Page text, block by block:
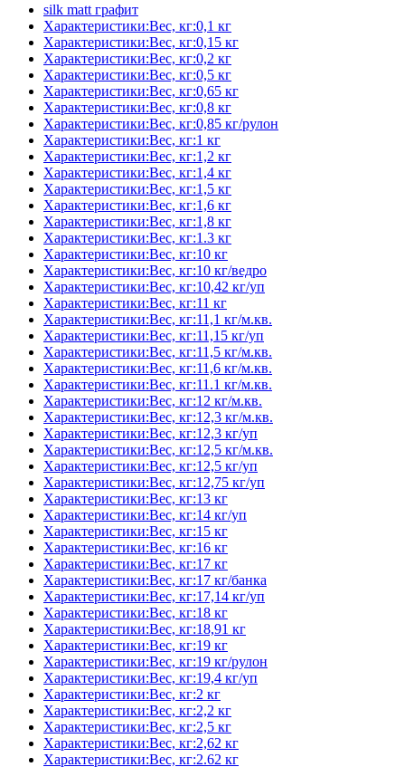
silk matt графит
Характеристики:Вес, кг:0,1 кг
Характеристики:Вес, кг:0,15 кг
Характеристики:Вес, кг:0,2 кг
Характеристики:Вес, кг:0,5 кг
Характеристики:Вес, кг:0,65 кг
Характеристики:Вес, кг:0,8 кг
Характеристики:Вес, кг:0,85 кг/рулон
Характеристики:Вес, кг:1 кг
Характеристики:Вес, кг:1,2 кг
Характеристики:Вес, кг:1,4 кг
Характеристики:Вес, кг:1,5 кг
Характеристики:Вес, кг:1,6 кг
Характеристики:Вес, кг:1,8 кг
Характеристики:Вес, кг:1.3 кг
Характеристики:Вес, кг:10 кг
Характеристики:Вес, кг:10 кг/ведро
Характеристики:Вес, кг:10,42 кг/уп
Характеристики:Вес, кг:11 кг
Характеристики:Вес, кг:11,1 кг/м.кв.
Характеристики:Вес, кг:11,15 кг/уп
Характеристики:Вес, кг:11,5 кг/м.кв.
Характеристики:Вес, кг:11,6 кг/м.кв.
Характеристики:Вес, кг:11.1 кг/м.кв.
Характеристики:Вес, кг:12 кг/м.кв.
Характеристики:Вес, кг:12,3 кг/м.кв.
Характеристики:Вес, кг:12,3 кг/уп
Характеристики:Вес, кг:12,5 кг/м.кв.
Характеристики:Вес, кг:12,5 кг/уп
Характеристики:Вес, кг:12,75 кг/уп
Характеристики:Вес, кг:13 кг
Характеристики:Вес, кг:14 кг/уп
Характеристики:Вес, кг:15 кг
Характеристики:Вес, кг:16 кг
Характеристики:Вес, кг:17 кг
Характеристики:Вес, кг:17 кг/банка
Характеристики:Вес, кг:17,14 кг/уп
Характеристики:Вес, кг:18 кг
Характеристики:Вес, кг:18,91 кг
Характеристики:Вес, кг:19 кг
Характеристики:Вес, кг:19 кг/рулон
Характеристики:Вес, кг:19,4 кг/уп
Характеристики:Вес, кг:2 кг
Характеристики:Вес, кг:2,2 кг
Характеристики:Вес, кг:2,5 кг
Характеристики:Вес, кг:2,62 кг
Характеристики:Вес, кг:2.62 кг